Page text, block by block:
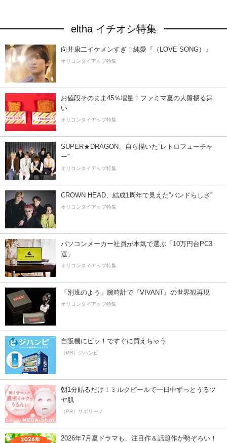
eltha イチオシ特集
向井康二イケメンすぎ！純愛『（LOVE SONG）』
オリコンタイアップ特集
お値段そのまま45％増量！ファミマ夏の大盤振る舞
い
オリコンタイアップ特集
SUPER★DRAGON、自ら描いた”レトロフューチャ
ー”
オリコンタイアップ特集
CROWN HEAD、結成1周年で見えた”バンドらしさ”
オリコンタイアップ特集
パソコンメーカー社員が本気で選ぶ「10万円台PC3
選」
オリコンタイアップ特集
「別班のよう」腕時計で『VIVANT』の世界観再現
オリコンタイアップ特集
自販機にピッ！ですぐに買えちゃう
（PR）ジハンピ
朝1分貼るだけ！ミルクピールで一日中ずっとうるツ
ヤ肌
（PR）サボリーノ
2026年7月夏ドラマも、注目作＆話題作が勢ぞろい！